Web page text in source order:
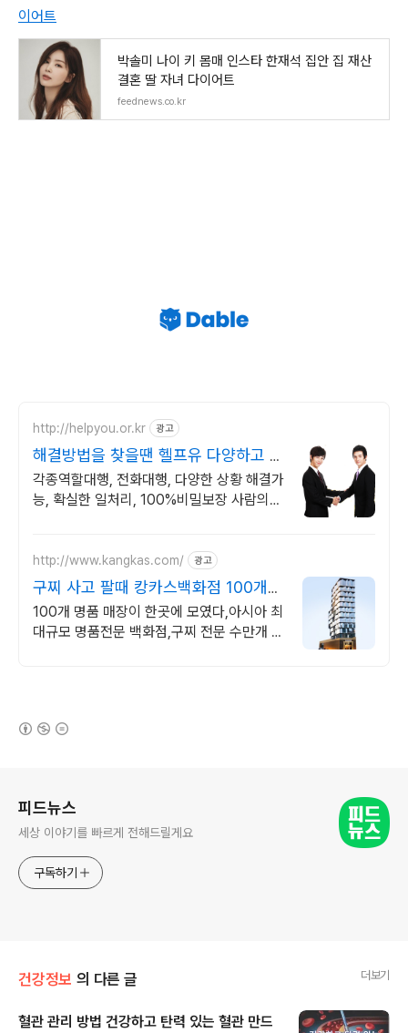
이어트
박솔미 나이 키 몸매 인스타 한재석 집안 집 재산
결혼 딸 자녀 다이어트
feednews.co.kr
http://helpyou.or.kr 광고
해결방법을 찾을땐 헬프유 다양하고 어
려운 상황해결가능
각종역할대행, 전화대행, 다양한 상황 해결가
능, 확실한 일처리, 100%비밀보장 사람의
http://www.kangkas.com/ 광고
구찌 사고 팔때 캉카스백화점 100개
명품 매장이 한곳에
100개 명품 매장이 한곳에 모였다,아시아 최
대규모 명품전문 백화점,구찌 전문 수만개 명
피드뉴스
세상 이야기를 빠르게 전해드릴게요
구독하기
건강정보 의 다른 글 더보기
혈관 관리 방법 건강하고 탄력 있는 혈관 만드